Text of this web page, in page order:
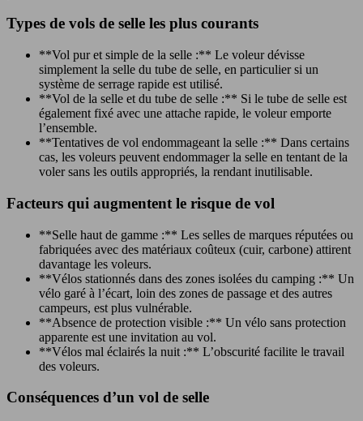
Types de vols de selle les plus courants
**Vol pur et simple de la selle :** Le voleur dévisse
simplement la selle du tube de selle, en particulier si un
système de serrage rapide est utilisé.
**Vol de la selle et du tube de selle :** Si le tube de selle est
également fixé avec une attache rapide, le voleur emporte
l’ensemble.
**Tentatives de vol endommageant la selle :** Dans certains
cas, les voleurs peuvent endommager la selle en tentant de la
voler sans les outils appropriés, la rendant inutilisable.
Facteurs qui augmentent le risque de vol
**Selle haut de gamme :** Les selles de marques réputées ou
fabriquées avec des matériaux coûteux (cuir, carbone) attirent
davantage les voleurs.
**Vélos stationnés dans des zones isolées du camping :** Un
vélo garé à l’écart, loin des zones de passage et des autres
campeurs, est plus vulnérable.
**Absence de protection visible :** Un vélo sans protection
apparente est une invitation au vol.
**Vélos mal éclairés la nuit :** L’obscurité facilite le travail
des voleurs.
Conséquences d’un vol de selle